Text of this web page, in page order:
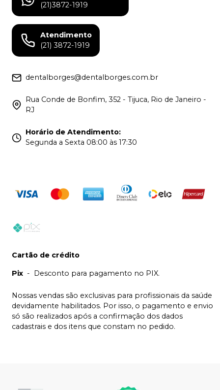
(21)3872-1919
Atendimento
(21) 3872-1919
dentalborges@dentalborges.com.br
Rua Conde de Bonfim, 352 - Tijuca, Rio de Janeiro -
RJ
Horário de Atendimento:
Segunda a Sexta 08:00 às 17:30
Cartão de crédito
Pix - Desconto para pagamento no PIX.
Nossas vendas são exclusivas para profissionais da saúde
devidamente habilitados. Por isso, o pagamento e envio
só são realizados após a confirmação dos dados
cadastrais e dos itens que constam no pedido.